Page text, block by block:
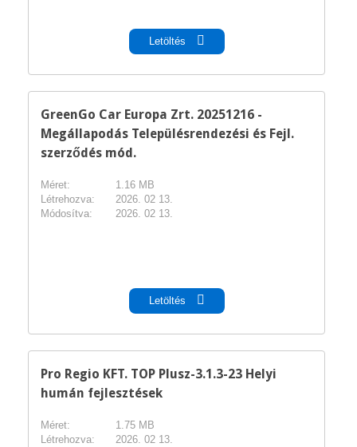
Letöltés
GreenGo Car Europa Zrt. 20251216 -
Megállapodás Településrendezési és Fejl.
szerződés mód.
Méret:
1.16 MB
Létrehozva:
2026. 02 13.
Módosítva:
2026. 02 13.
Letöltés
Pro Regio KFT. TOP Plusz-3.1.3-23 Helyi
humán fejlesztések
Méret:
1.75 MB
Létrehozva:
2026. 02 13.